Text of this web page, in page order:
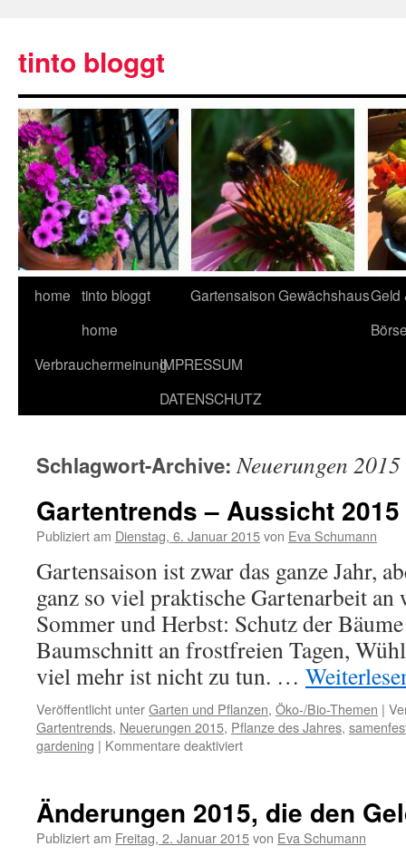
tinto bloggt
home tinto bloggt
home
GartensaisonGewächshausGeld
VerbrauchermeinungIMPRESSUM
DATENSCHUTZ
Schlagwort-Archive:Neuerungen 2015
Gartentrends – Aussicht 2015
Publiziert am Dienstag, 6. Januar 2015von Eva Schumann
Gartensaison ist zwar das ganze Jahr,
ganz so viel praktische Gartenarbeit
Sommer und Herbst: Schutz der
Baumschnitt an frostfreien Tagen,
viel mehr ist nicht zu tun. …
Veröffentlicht unterGarten und Pflanzen, Öko-/Bio-Themen |
Gartentrends, Neuerungen 2015, Pflanze des Jahres,
gardening | Kommentare deaktiviert
Änderungen 2015, die den
Publiziert am Freitag, 2. Januar 2015von Eva Schumann